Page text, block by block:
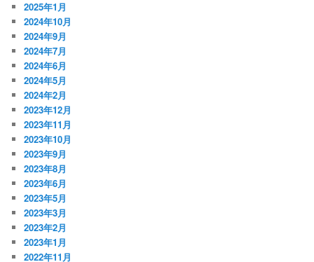
2025年1月
2024年10月
2024年9月
2024年7月
2024年6月
2024年5月
2024年2月
2023年12月
2023年11月
2023年10月
2023年9月
2023年8月
2023年6月
2023年5月
2023年3月
2023年2月
2023年1月
2022年11月